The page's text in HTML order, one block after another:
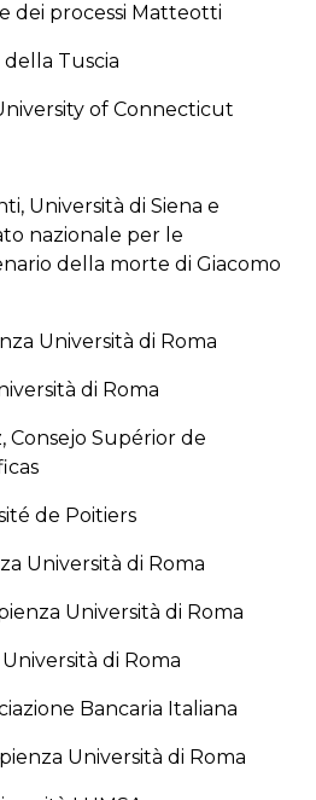
dei processi Matteotti
della Tuscia
of Connecticut
Università di Siena e
nazionale per le
della morte di Giacomo
Università di Roma
di Roma
Consejo Supérior de
de Poitiers
Università di Roma
Università di Roma
di Roma
Bancaria Italiana
Università di Roma